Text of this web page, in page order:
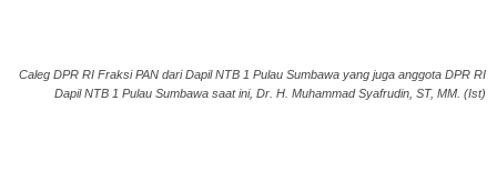
Caleg DPR RI Fraksi PAN dari Dapil NTB 1 Pulau Sumbawa yang juga anggota DPR RI
Dapil NTB 1 Pulau Sumbawa saat ini, Dr. H. Muhammad Syafrudin, ST, MM. (Ist)